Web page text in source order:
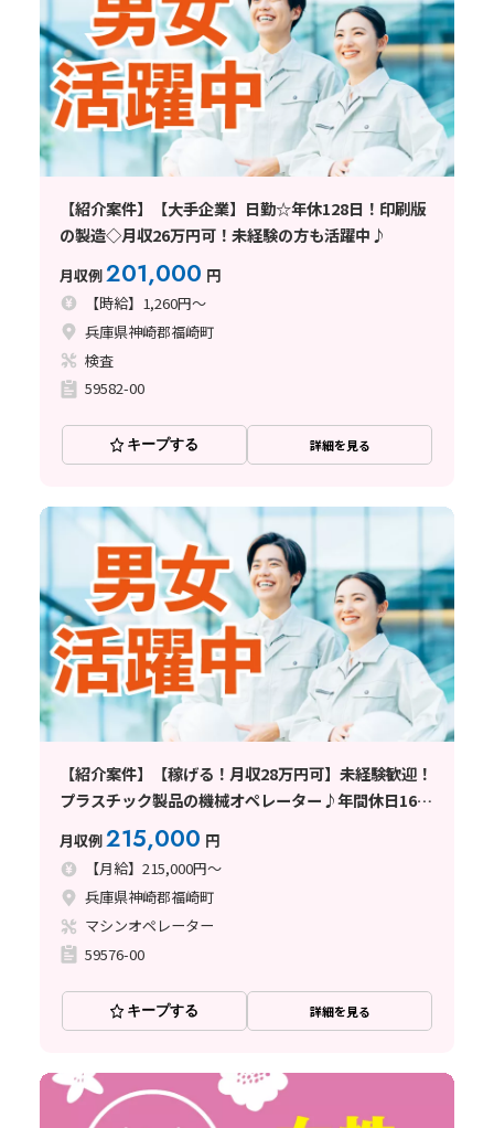
【紹介案件】【大手企業】日勤☆年休128日！印刷版
の製造◇月収26万円可！未経験の方も活躍中♪
月収例201,000 円
【時給】1,260円～
兵庫県神崎郡福崎町
検査
59582-00
キープする 詳細を見る
【紹介案件】【稼げる！月収28万円可】未経験歓迎！
プラスチック製品の機械オペレーター♪年間休日160
月収例215,000 円
【月給】215,000円～
兵庫県神崎郡福崎町
マシンオペレーター
59576-00
キープする 詳細を見る